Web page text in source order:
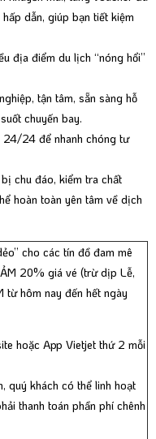
dẫn, giúp bạn tiết kiệm
địa điểm du lịch “nóng hổi”
tận tâm, sẵn sàng hỗ
chuyến bay.
24/24 để nhanh chóng tư
chu đáo, kiểm tra chất
hoàn toàn yên tâm về dịch
cho các tín đồ đam mê
20% giá vé (trừ dịp Lễ,
từ hôm nay đến hết ngày
hoặc App Vietjet thứ 2 mỗi
quý khách có thể linh hoạt
thanh toán phần phí chênh